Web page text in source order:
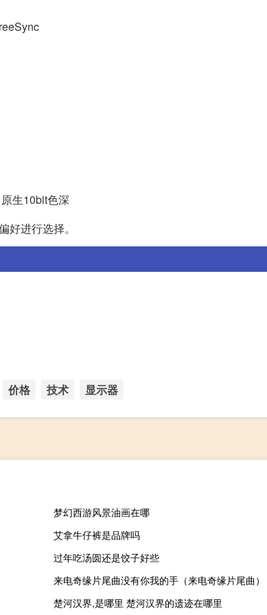
生10bit色深
进行选择。
价格 技术 显示器
梦幻西游风景油画在哪
艾拿牛仔裤是品牌吗
过年吃汤圆还是饺子好些
来电奇缘片尾曲没有你我的手（来电奇缘片尾曲）
楚河汉界,是哪里 楚河汉界的遗迹在哪里